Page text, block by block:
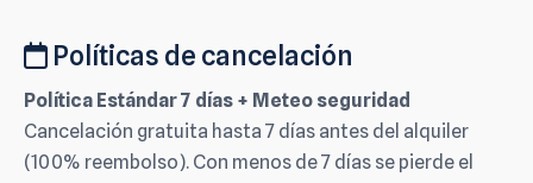
Políticas de cancelación
Política Estándar 7 días + Meteo seguridad
Cancelación gratuita hasta 7 días antes del alquiler
(100% reembolso). Con menos de 7 días se pierde el